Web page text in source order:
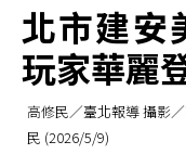
北市建
玩家華麗
高修民／臺北報導 攝影
民 (2026/5/9)